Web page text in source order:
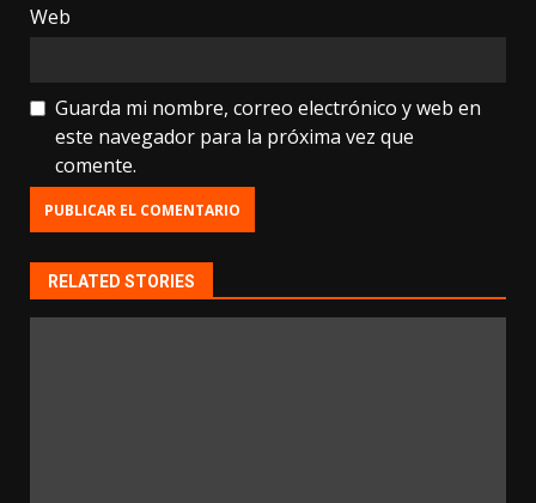
Web
Guarda mi nombre, correo electrónico y web en
este navegador para la próxima vez que
comente.
RELATED STORIES